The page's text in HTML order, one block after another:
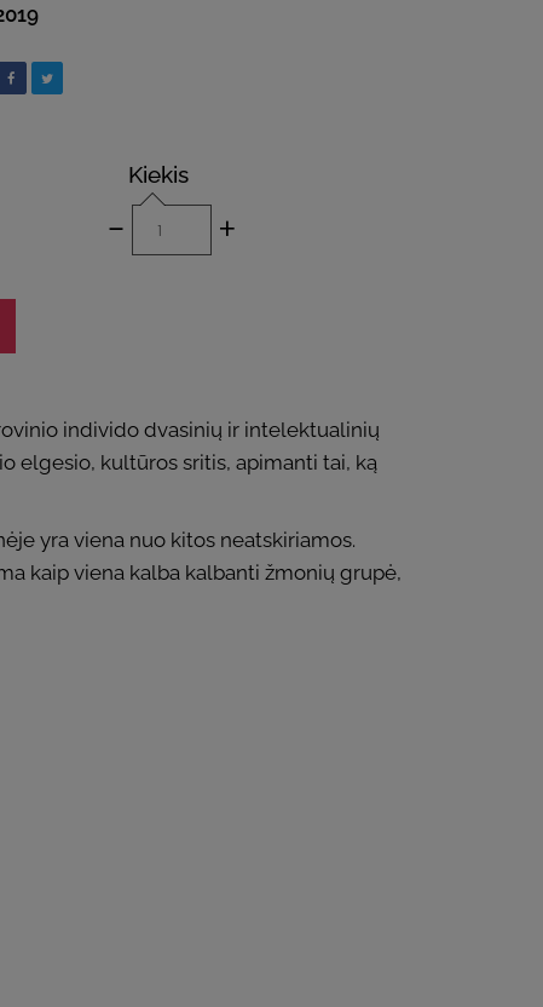
Kiekis
- +
individo dvasinių ir intelektualinių
elgesio, kultūros sritis, apimanti tai, ką
yra viena nuo kitos neatskiriamos.
kaip viena kalba kalbanti žmonių grupė,